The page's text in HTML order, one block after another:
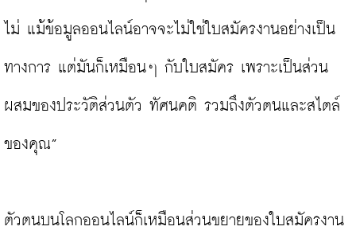
ไม่ แม้ข้อมูลออนไลน์อาจจะไม่ใช่ใบสมัครงานอย่างเป็น
ทางการ แต่มันก็เหมือนๆ กับใบสมัคร เพราะเป็นส่วน
ผสมของประวัติส่วนตัว ทัศนคติ รวมถึงตัวตนและสไตล์
ของคุณ”
ตัวตนบนโลกออนไลน์ก็เหมือนส่วนขยายของใบสมัครงาน